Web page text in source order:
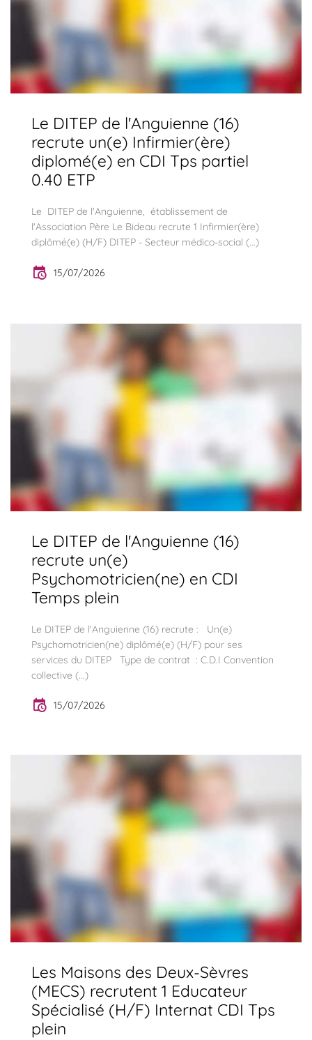
Le DITEP de l'Anguienne (16)
recrute un(e) Infirmier(ère)
diplomé(e) en CDI Tps partiel
0.40 ETP
Le DITEP de l'Anguienne, établissement de
l'Association Père Le Bideau recrute 1 Infirmier(ère)
diplômé(e) (H/F) DITEP - Secteur médico-social (...)
15/07/2026
Le DITEP de l'Anguienne (16)
recrute un(e)
Psychomotricien(ne) en CDI
Temps plein
Le DITEP de l'Anguienne (16) recrute : Un(e)
Psychomotricien(ne) diplômé(e) (H/F) pour ses
services du DITEP Type de contrat : C.D.I Convention
collective (...)
15/07/2026
Les Maisons des Deux-Sèvres
(MECS) recrutent 1 Educateur
Spécialisé (H/F) Internat CDI Tps
plein